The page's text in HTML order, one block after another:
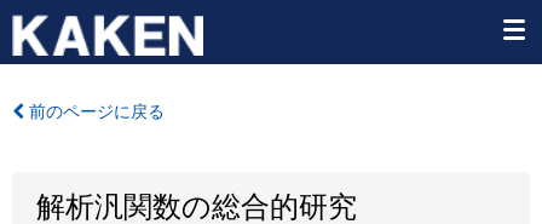
前のページに戻る
解析汎関数の総合的研究